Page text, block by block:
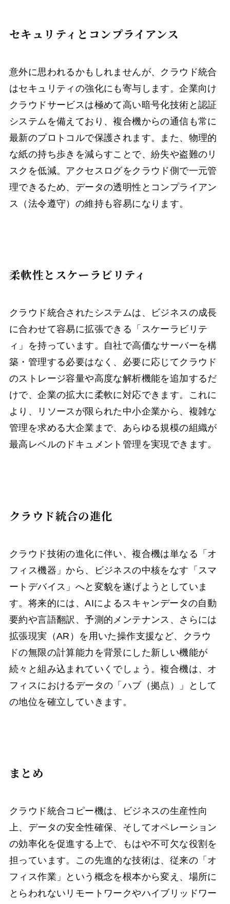
セキュリティとコンプライアンス
意外に思われるかもしれませんが、クラウド統合
はセキュリティの強化にも寄与します。企業向け
クラウドサービスは極めて高い暗号化技術と認証
システムを備えており、複合機からの通信も常に
最新のプロトコルで保護されます。また、物理的
な紙の持ち歩きを減らすことで、紛失や盗難のリ
スクを低減。アクセスログをクラウド側で一元管
理できるため、データの透明性とコンプライアン
ス（法令遵守）の維持も容易になります。
柔軟性とスケーラビリティ
クラウド統合されたシステムは、ビジネスの成長
に合わせて容易に拡張できる「スケーラビリテ
ィ」を持っています。自社で高価なサーバーを構
築・管理する必要はなく、必要に応じてクラウド
のストレージ容量や高度な解析機能を追加するだ
けで、企業の拡大に柔軟に対応できます。これに
より、リソースが限られた中小企業から、複雑な
管理を求める大企業まで、あらゆる規模の組織が
最高レベルのドキュメント管理を実現できます。
クラウド統合の進化
クラウド技術の進化に伴い、複合機は単なる「オ
フィス機器」から、ビジネスの中核をなす「スマ
ートデバイス」へと変貌を遂げようとしていま
す。将来的には、AIによるスキャンデータの自動
要約や言語翻訳、予測的メンテナンス、さらには
拡張現実（AR）を用いた操作支援など、クラウ
ドの無限の計算能力を背景にした新しい機能が
続々と組み込まれていくでしょう。複合機は、オ
フィスにおけるデータの「ハブ（拠点）」として
の地位を確立していきます。
まとめ
クラウド統合コピー機は、ビジネスの生産性向
上、データの安全性確保、そしてオペレーション
の効率化を促進する上で、もはや不可欠な役割を
担っています。この先進的な技術は、従来の「オ
フィス作業」という概念を根本から変え、場所に
とらわれないリモートワークやハイブリッドワー